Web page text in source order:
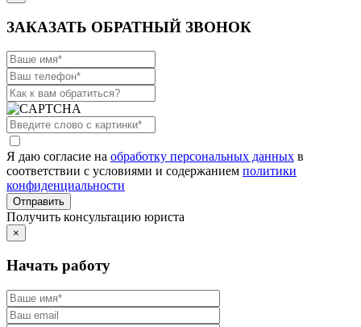
ЗАКАЗАТЬ ОБРАТНЫЙ ЗВОНОК
Я даю согласие на обработку персональных данных в
соответствии с условиями и содержанием политики
конфиденциальности
Получить консультацию юриста
×
Начать работу